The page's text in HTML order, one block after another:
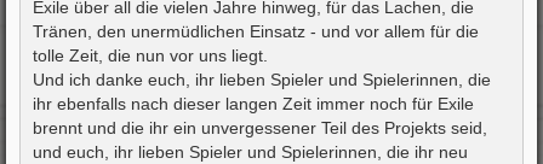
Exile über all die vielen Jahre hinweg, für das Lachen, die
Tränen, den unermüdlichen Einsatz - und vor allem für die
tolle Zeit, die nun vor uns liegt.
Und ich danke euch, ihr lieben Spieler und Spielerinnen, die
ihr ebenfalls nach dieser langen Zeit immer noch für Exile
brennt und die ihr ein unvergessener Teil des Projekts seid,
und euch, ihr lieben Spieler und Spielerinnen, die ihr neu